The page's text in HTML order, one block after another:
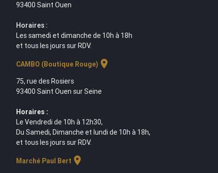
93400 Saint Ouen
Horaires :
Les samedi et dimanche de 10h à 18h
et tous les jours sur RDV.
CAMBO (Boutique Rouge) location_on
75, rue des Rosiers
93400 Saint Ouen sur Seine
Horaires :
Le Vendredi de 10h à 12h30,
Du Samedi, Dimanche et lundi de 10h à 18h,
et tous les jours sur RDV.
Marché Paul Bert location_on